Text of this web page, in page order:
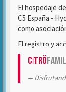
El hospedaje
C5 España -
como
El registro y
Citrö